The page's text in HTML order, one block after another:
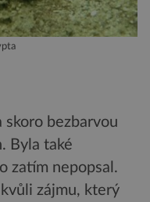
skoro bezbarvou
Byla také
zatím nepopsal.
zájmu, který